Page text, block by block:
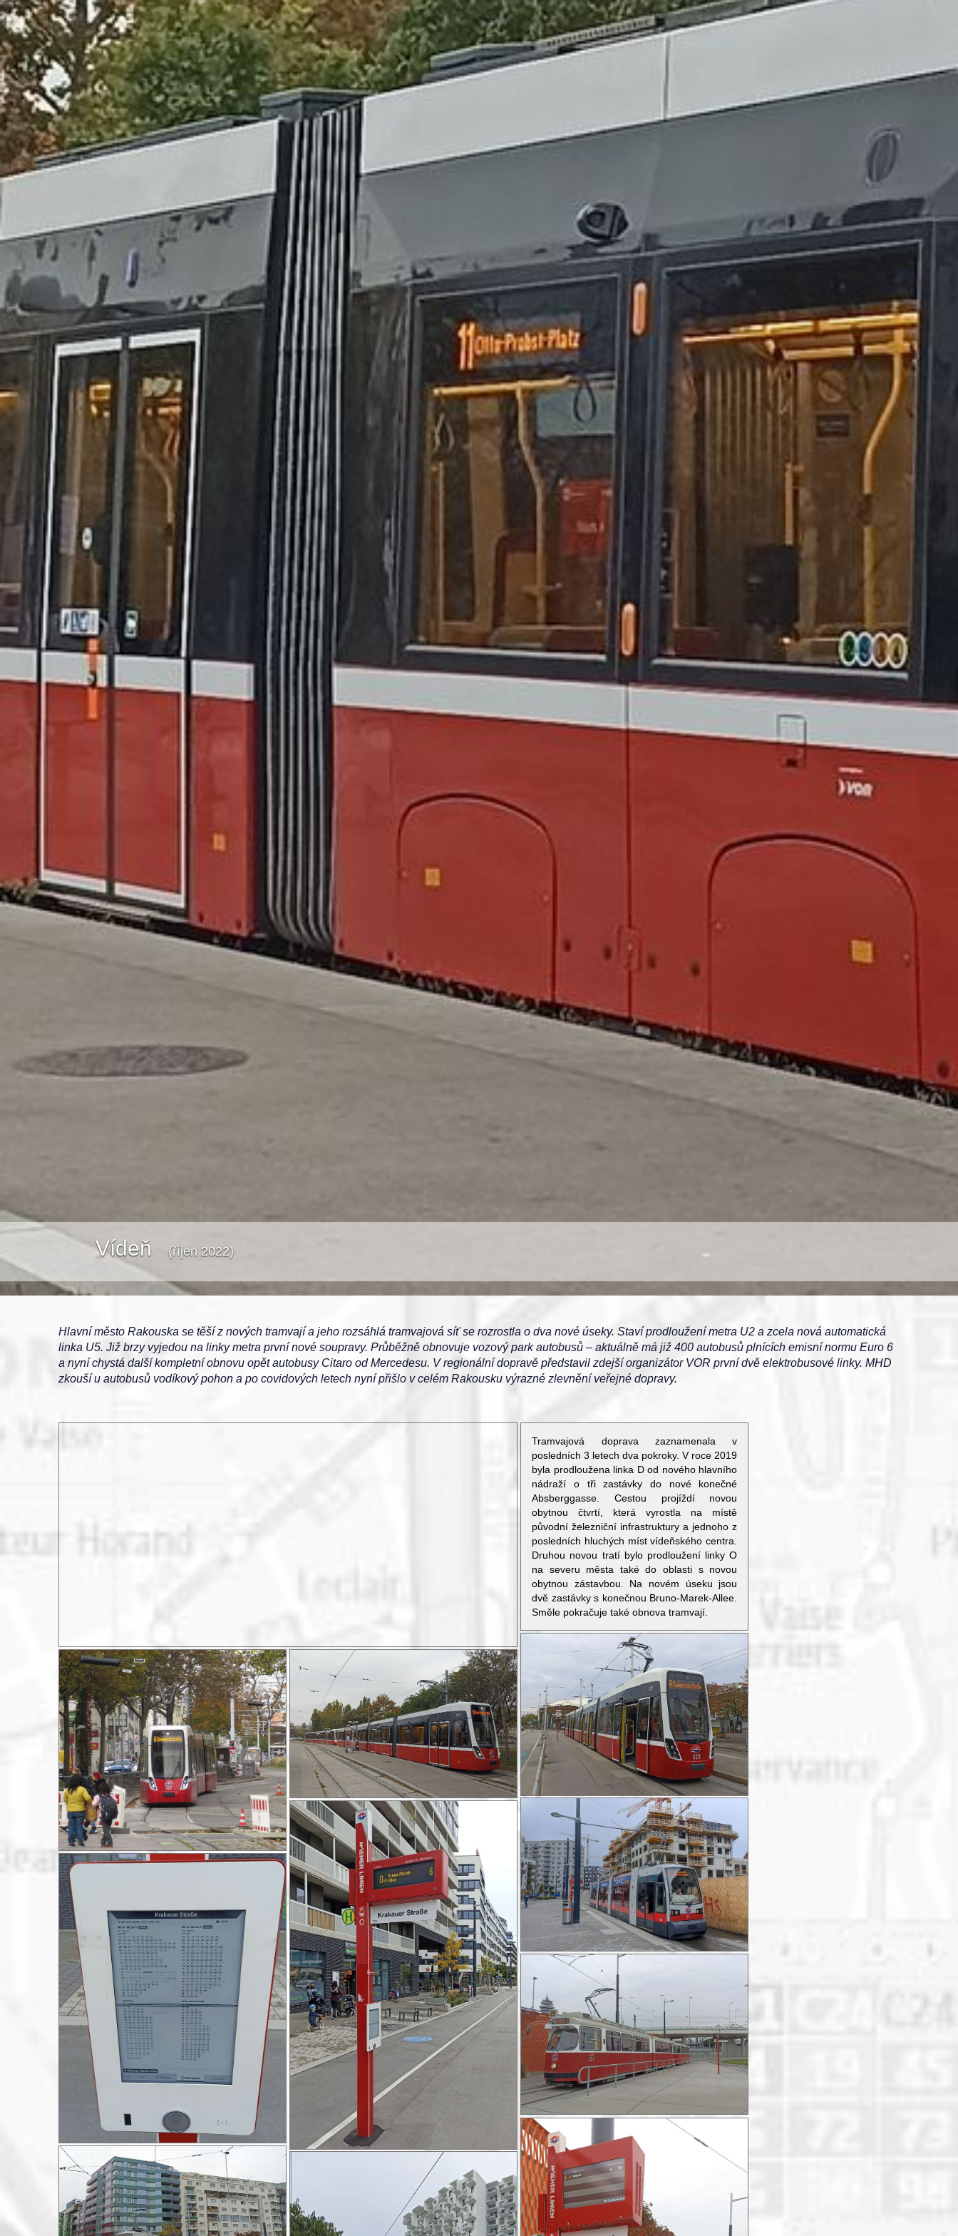
Vídeň (říjen 2022)
Hlavní město Rakouska se těší z nových tramvají a jeho rozsáhlá tramvajová síť se rozrostla o dva nové úseky. Staví prodloužení metra U2 a zcela nová automatická
linka U5. Již brzy vyjedou na linky metra první nové soupravy. Průběžně obnovuje vozový park autobusů – aktuálně má již 400 autobusů plnících emisní normu Euro 6
a nyní chystá další kompletní obnovu opět autobusy Citaro od Mercedesu. V regionální dopravě představil zdejší organizátor VOR první dvě elektrobusové linky. MHD
zkouší u autobusů vodíkový pohon a po covidových letech nyní přišlo v celém Rakousku výrazné zlevnění veřejné dopravy.
Tramvajová doprava zaznamenala v
posledních 3 letech dva pokroky. V roce 2019
byla prodloužena linka D od nového hlavního
nádraží o tři zastávky do nové konečné
Absberggasse. Cestou projíždí novou
obytnou čtvrtí, která vyrostla na místě
původní železniční infrastruktury a jednoho z
posledních hluchých míst vídeňského centra.
Druhou novou tratí bylo prodloužení linky O
na severu města také do oblasti s novou
obytnou zástavbou. Na novém úseku jsou
dvě zastávky s konečnou Bruno-Marek-Allee.
Směle pokračuje také obnova tramvají.